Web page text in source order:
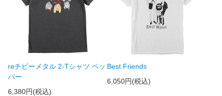
reチビーメタル 2-Tシャツ ペッ
パー
6,380円(税込)
Best Friends
6,050円(税込)